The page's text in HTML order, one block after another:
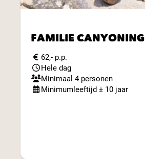
FAMILIE CANYONING
62,- p.p.
Hele dag
Minimaal 4 personen
Minimumleeftijd ± 10 jaar